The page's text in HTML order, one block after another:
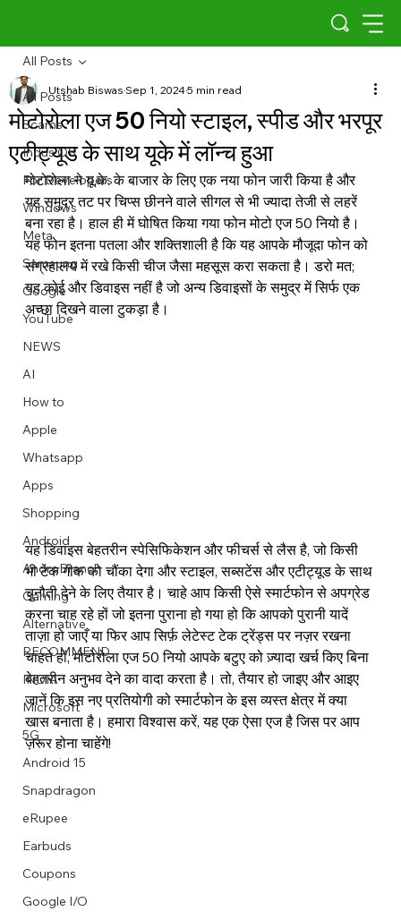
Describe your image here
Describe your image here
Describe your image here
Describe your image here
Describe your image here
Describe your image here
Describe your image here
Describe your video here
Describe your image here
Describe your image here
Describe your image here
Describe your video here
All Posts
Scams
Indus OS
For Developers
Windows
Meta
Samsung
Google
YouTube
NEWS
AI
How to
Apple
Whatsapp
Apps
Shopping
Android
AndroBranch
Gaming
Alternative
RECOMMEND
INDIA
Microsoft
5G
Android 15
Snapdragon
eRupee
Earbuds
Coupons
Google I/O
All Posts
मोटोरोला एज 50 नियो स्टाइल, स्पीड और भरपूर
एटीट्यूड के साथ यूके में लॉन्च हुआ
Utshab BiswasSep 1, 20245 min read
मोटोरोला ने यू.के. के बाजार के लिए एक नया फोन जारी किया है और
यह समुद्र तट पर चिप्स छीनने वाले सीगल से भी ज्यादा तेजी से लहरें
बना रहा है। हाल ही में घोषित किया गया फोन मोटो एज 50 नियो है।
यह फोन इतना पतला और शक्तिशाली है कि यह आपके मौजूदा फोन को
संग्रहालय में रखे किसी चीज जैसा महसूस करा सकता है। डरो मत;
यह कोई और डिवाइस नहीं है जो अन्य डिवाइसों के समुद्र में सिर्फ एक
अच्छा दिखने वाला टुकड़ा है।
यह डिवाइस बेहतरीन स्पेसिफिकेशन और फीचर्स से लैस है, जो किसी
भी टेक गीक को चौंका देगा और स्टाइल, सब्सटेंस और एटीट्यूड के साथ
चुनौती देने के लिए तैयार है। चाहे आप किसी ऐसे स्मार्टफोन से अपग्रेड
करना चाह रहे हों जो इतना पुराना हो गया हो कि आपको पुरानी यादें
ताज़ा हो जाएँ या फिर आप सिर्फ़ लेटेस्ट टेक ट्रेंड्स पर नज़र रखना
चाहते हों, मोटोरोला एज 50 नियो आपके बटुए को ज़्यादा खर्च किए बिना
बेहतरीन अनुभव देने का वादा करता है। तो, तैयार हो जाइए और आइए
जानें कि इस नए प्रतियोगी को स्मार्टफोन के इस व्यस्त क्षेत्र में क्या
खास बनाता है। हमारा विश्वास करें, यह एक ऐसा एज है जिस पर आप
ज़रूर होना चाहेंगे!